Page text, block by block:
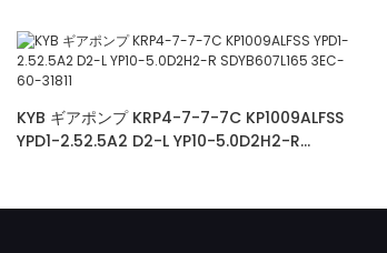
KYB ギアポンプ KRP4-7-7-7C KP1009ALFSS
YPD1-2.52.5A2 D2-L YP10-5.0D2H2-R